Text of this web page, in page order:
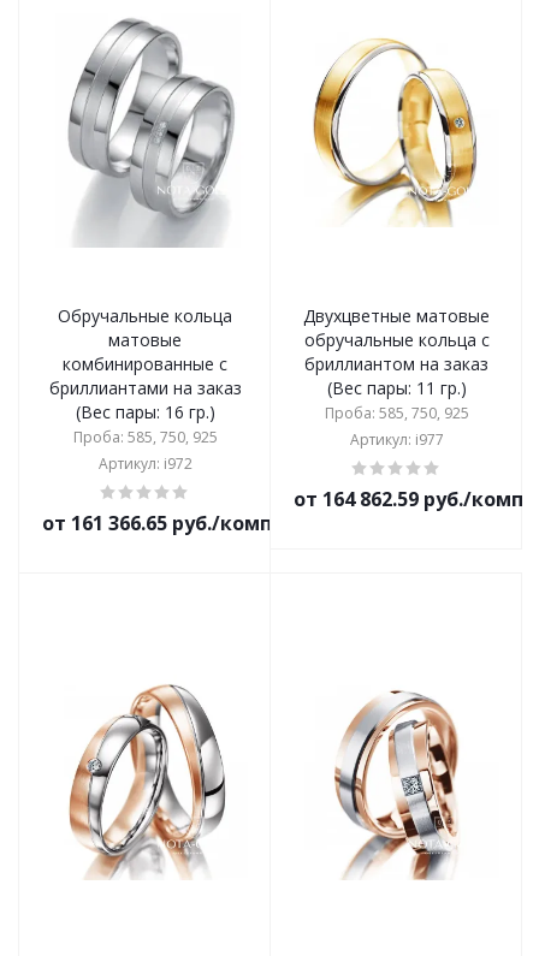
Обручальные кольца
матовые
комбинированные с
бриллиантами на заказ
(Вес пары: 16 гр.)
Проба: 585, 750, 925
Артикул: i972
от 161 366.65 руб./комплект
Двухцветные матовые
обручальные кольца с
бриллиантом на заказ
(Вес пары: 11 гр.)
Проба: 585, 750, 925
Артикул: i977
от 164 862.59 руб./